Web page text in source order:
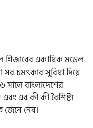
গিজারের একাধিক মডেল
চমৎকার সুবিধা দিয়ে
বাংলাদেশের
এর কী কী বৈশিষ্ট্য
জেনে নেব।